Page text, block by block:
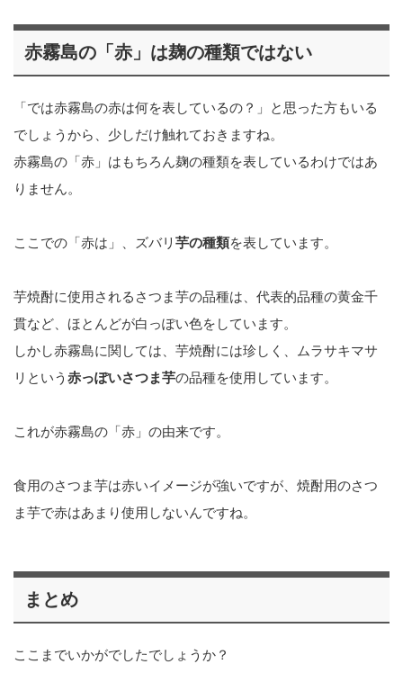
赤霧島の「赤」は麹の種類ではない
「では赤霧島の赤は何を表しているの？」と思った方もいる
でしょうから、少しだけ触れておきますね。
赤霧島の「赤」はもちろん麹の種類を表しているわけではあ
りません。
ここでの「赤は」、ズバリ 芋の種類を表しています。
芋焼酎に使用されるさつま芋の品種は、代表的品種の黄金千
貫など、ほとんどが白っぽい色をしています。
しかし赤霧島に関しては、芋焼酎には珍しく、ムラサキマサ
リという 赤っぽいさつま芋の品種を使用しています。
これが赤霧島の「赤」の由来です。
食用のさつま芋は赤いイメージが強いですが、焼酎用のさつ
ま芋で赤はあまり使用しないんですね。
まとめ
ここまでいかがでしたでしょうか？